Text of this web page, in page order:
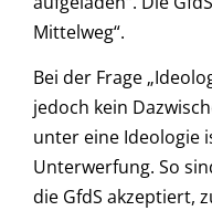
Mittelweg“.
Bei der Frage
jedoch kein
unter eine Ideologie
Unterwerfung. So
die GfdS akzeptiert,